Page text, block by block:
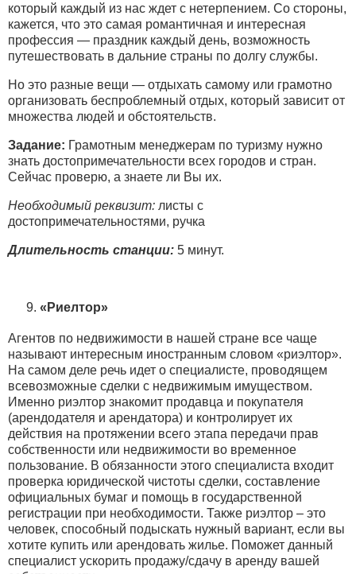
который каждый из нас ждет с нетерпением. Со стороны,
кажется, что это самая романтичная и интересная
профессия — праздник каждый день, возможность
путешествовать в дальние страны по долгу службы.
Но это разные вещи — отдыхать самому или грамотно
организовать беспроблемный отдых, который зависит от
множества людей и обстоятельств.
Задание: Грамотным менеджерам по туризму нужно
знать достопримечательности всех городов и стран.
Сейчас проверю, а знаете ли Вы их.
Необходимый реквизит: листы с
достопримечательностями, ручка
Длительность станции: 5 минут.
«Риелтор»
Агентов по недвижимости в нашей стране все чаще
называют интересным иностранным словом «риэлтор».
На самом деле речь идет о специалисте, проводящем
всевозможные сделки с недвижимым имуществом.
Именно риэлтор знакомит продавца и покупателя
(арендодателя и арендатора) и контролирует их
действия на протяжении всего этапа передачи прав
собственности или недвижимости во временное
пользование. В обязанности этого специалиста входит
проверка юридической чистоты сделки, составление
официальных бумаг и помощь в государственной
регистрации при необходимости. Также риэлтор – это
человек, способный подыскать нужный вариант, если вы
хотите купить или арендовать жилье. Поможет данный
специалист ускорить продажу/сдачу в аренду вашей